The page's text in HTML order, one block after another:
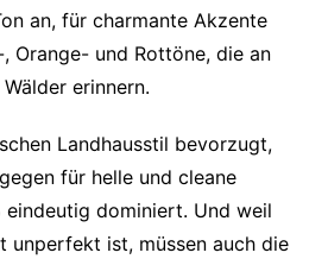
an, für charmante Akzente
Orange- und Rottöne, die an
erinnern.
Landhausstil bevorzugt,
für helle und cleane
eindeutig dominiert. Und weil
unperfekt ist, müssen auch die